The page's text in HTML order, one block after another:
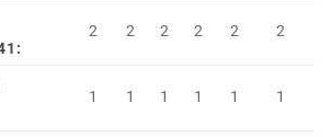
2 2 2 2 2 2
1 1 1 1 1 1